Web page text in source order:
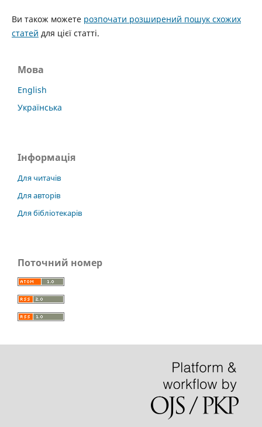
Ви також можете розпочати розширений пошук схожих
статей для цієї статті.
Мова
English
Українська
Інформація
Для читачів
Для авторів
Для бібліотекарів
Поточний номер